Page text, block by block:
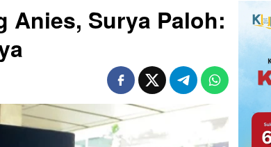
Anies, Surya Paloh: